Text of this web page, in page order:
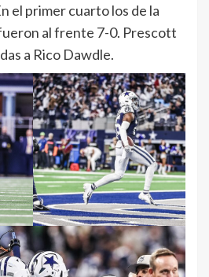
el primer cuarto los de la
al frente 7-0. Prescott
a Rico Dawdle.